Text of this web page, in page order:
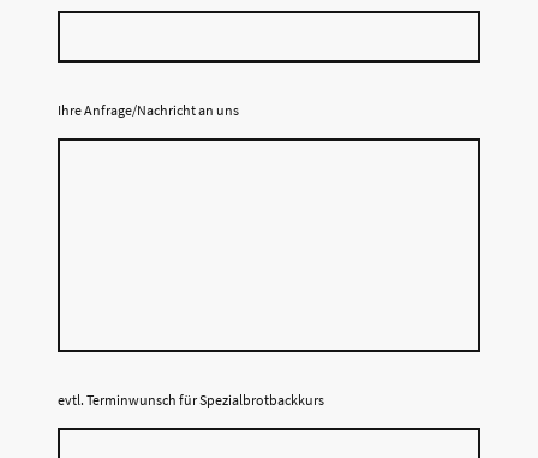
Ihre Anfrage/Nachricht an uns
evtl. Terminwunsch für Spezialbrotbackkurs